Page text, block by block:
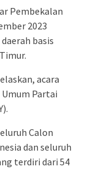
Pembekalan
2023
basis
acara
Partai
Calon
dan seluruh
terdiri dari 54